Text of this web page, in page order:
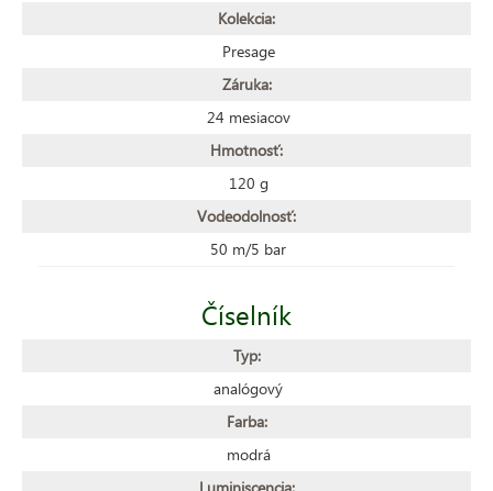
Kolekcia:
Presage
Záruka:
24 mesiacov
Hmotnosť:
120 g
Vodeodolnosť:
50 m/5 bar
Číselník
Typ:
analógový
Farba:
modrá
Luminiscencia: